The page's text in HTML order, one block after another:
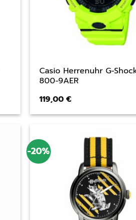
Casio Herrenuhr G-
800-9AER
119,00€
-20%